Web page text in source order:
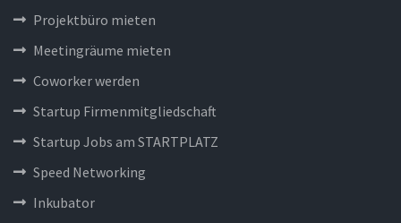
Projektbüro mieten
Meetingräume mieten
Coworker werden
Startup Firmenmitgliedschaft
Startup Jobs am STARTPLATZ
Speed Networking
Inkubator